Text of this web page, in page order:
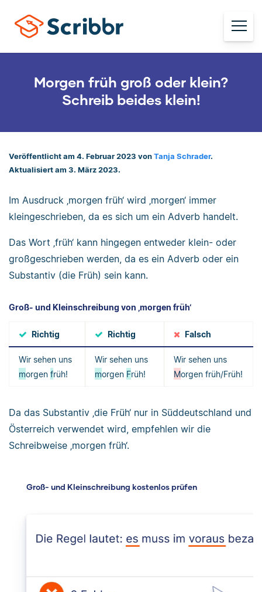
Morgen früh groß oder klein?
Schreib beides klein!
Veröffentlicht am 4. Februar 2023 von Tanja Schrader.
Aktualisiert am 3. März 2023.
Im Ausdruck ‚morgen früh‘ wird ‚morgen‘ immer
kleingeschrieben, da es sich um ein Adverb handelt.
Das Wort ‚früh‘ kann hingegen entweder klein- oder
großgeschrieben werden, da es ein Adverb oder ein
Substantiv (die Früh) sein kann.
Groß- und Kleinschreibung von ‚morgen früh‘
Richtig Richtig Falsch
Wir sehen uns
morgen früh!
Wir sehen uns
morgen Früh!
Wir sehen uns
Morgen früh/Früh!
Da das Substantiv ‚die Früh‘ nur in Süddeutschland und
Österreich verwendet wird, empfehlen wir die
Schreibweise ‚morgen früh‘.
Groß- und Kleinschreibung kostenlos prüfen